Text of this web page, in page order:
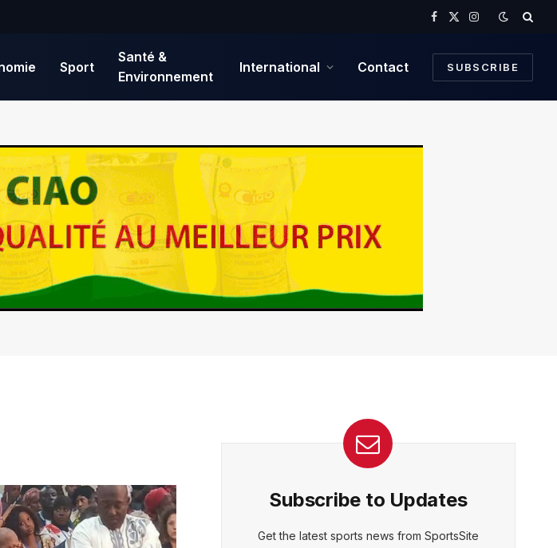
Facebook
X
Instagram
Sport
Santé &
Environnement
International Contact SUBSCRIBE
Subscribe to Updates
Get the latest sports news from SportsSite